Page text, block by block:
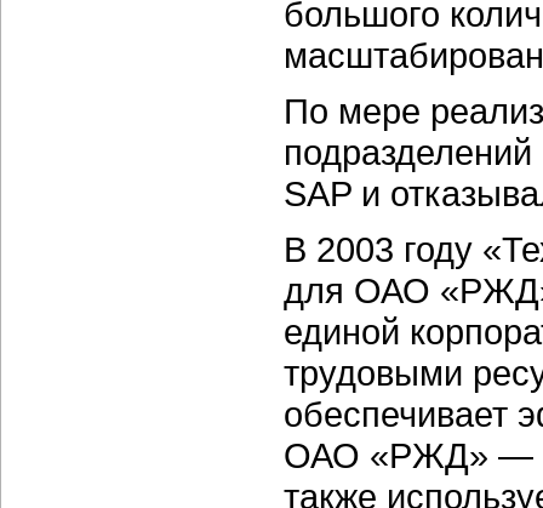
большого
По мере
SAP и
В 2003 году
для ОАО
единой
трудовыми
обеспечивает
ОАО «РЖД» —
также